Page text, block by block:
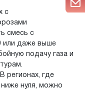
с
смесь с
или даже выше
подачу газа и
регионах, где
нуля, можно